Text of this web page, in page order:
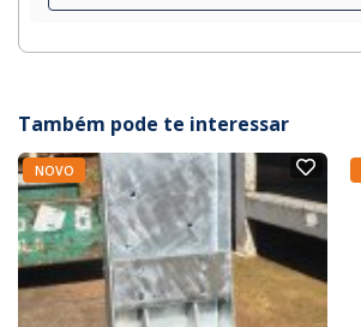
Também pode te interessar
NOVO